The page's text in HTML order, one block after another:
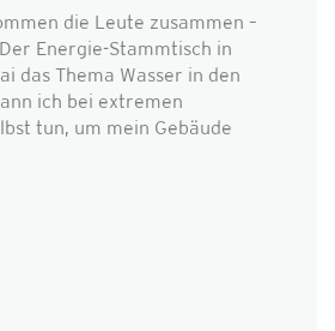
die Leute zusammen –
Energie-Stammtisch in
das Thema Wasser in den
ich bei extremen
tun, um mein Gebäude